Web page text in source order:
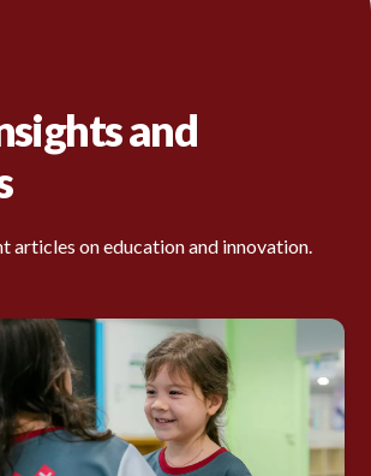
and
articles on education and innovation.